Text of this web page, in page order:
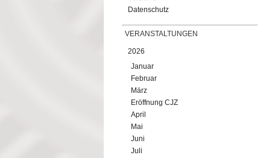
Datenschutz
VERANSTALTUNGEN
2026
Januar
Februar
März
Eröffnung CJZ
April
Mai
Juni
Juli